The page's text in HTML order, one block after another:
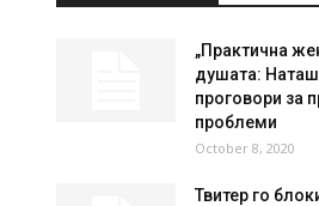
„Практична
душата:
проговори за
проблеми
October 8, 2020
Твитер го